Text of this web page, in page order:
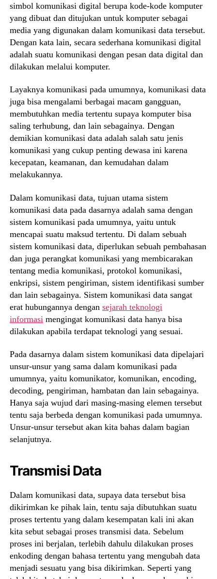
simbol komunikasi digital berupa kode-kode komputer
yang dibuat dan ditujukan untuk komputer sebagai
media yang digunakan dalam komunikasi data tersebut.
Dengan kata lain, secara sederhana komunikasi digital
adalah suatu komunikasi dengan pesan data digital dan
dilakukan melalui komputer.
Layaknya komunikasi pada umumnya, komunikasi data
juga bisa mengalami berbagai macam gangguan,
membutuhkan media tertentu supaya komputer bisa
saling terhubung, dan lain sebagainya. Dengan
demikian komunikasi data adalah salah satu jenis
komunikasi yang cukup penting dewasa ini karena
kecepatan, keamanan, dan kemudahan dalam
melakukannya.
Dalam komunikasi data, tujuan utama sistem
komunikasi data pada dasarnya adalah sama dengan
sistem komunikasi pada umumnya, yaitu untuk
mencapai suatu maksud tertentu. Di dalam sebuah
sistem komunikasi data, diperlukan sebuah pembahasan
dan juga perangkat komunikasi yang membicarakan
tentang media komunikasi, protokol komunikasi,
enkripsi, sistem pengiriman, sistem identifikasi sumber
dan lain sebagainya. Sistem komunikasi data sangat
erat hubungannya dengan sejarah teknologi
informasi mengingat komunikasi data hanya bisa
dilakukan apabila terdapat teknologi yang sesuai.
Pada dasarnya dalam sistem komunikasi data dipelajari
unsur-unsur yang sama dalam komunikasi pada
umumnya, yaitu komunikator, komunikan, encoding,
decoding, pengiriman, hambatan dan lain sebagainya.
Hanya saja wujud dari masing-masing elemen tersebut
tentu saja berbeda dengan komunikasi pada umumnya.
Unsur-unsur tersebut akan kita bahas dalam bagian
selanjutnya.
Transmisi Data
Dalam komunikasi data, supaya data tersebut bisa
dikirimkan ke pihak lain, tentu saja dibutuhkan suatu
proses tertentu yang dalam kesempatan kali ini akan
kita sebut sebagai proses transmisi data. Sebelum
proses ini berjalan, terlebih dahulu dilakukan proses
enkoding dengan bahasa tertentu yang mengubah data
menjadi sesuatu yang bisa dikirimkan. Seperti yang